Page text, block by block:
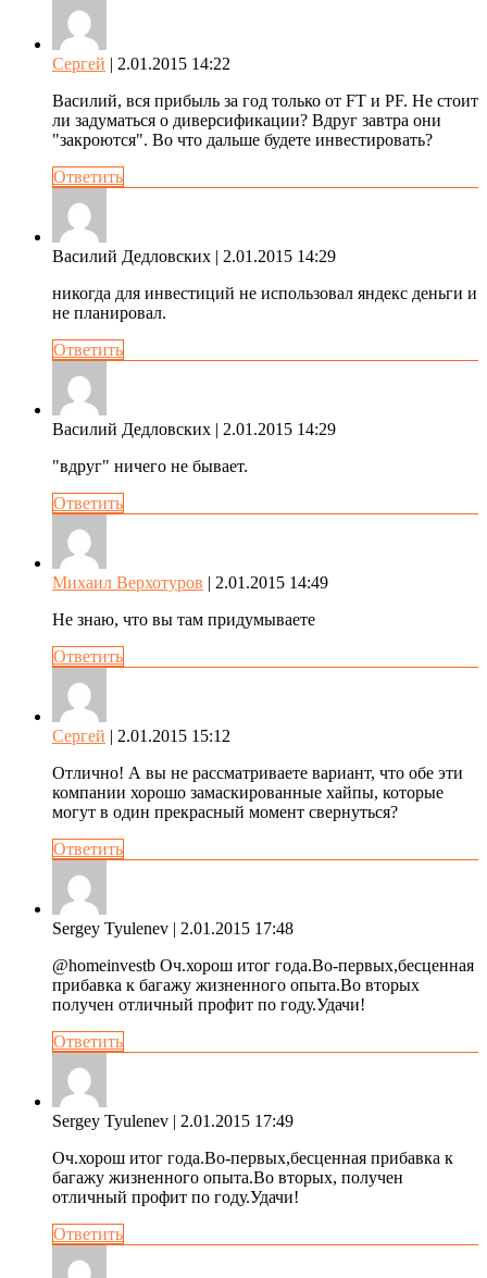
Сергей | 2.01.2015 14:22
Василий, вся прибыль за год только от FT и PF. Не стоит
ли задуматься о диверсификации? Вдруг завтра они
"закроются". Во что дальше будете инвестировать?
Ответить
Василий Дедловских | 2.01.2015 14:29
никогда для инвестиций не использовал яндекс деньги и
не планировал.
Ответить
Василий Дедловских | 2.01.2015 14:29
"вдруг" ничего не бывает.
Ответить
Михаил Верхотуров | 2.01.2015 14:49
Не знаю, что вы там придумываете
Ответить
Сергей | 2.01.2015 15:12
Отлично! А вы не рассматриваете вариант, что обе эти
компании хорошо замаскированные хайпы, которые
могут в один прекрасный момент свернуться?
Ответить
Sergey Tyulenev | 2.01.2015 17:48
@homeinvestb Оч.хорош итог года.Во-первых,бесценная
прибавка к багажу жизненного опыта.Во вторых
получен отличный профит по году.Удачи!
Ответить
Sergey Tyulenev | 2.01.2015 17:49
Оч.хорош итог года.Во-первых,бесценная прибавка к
багажу жизненного опыта.Во вторых, получен
отличный профит по году.Удачи!
Ответить